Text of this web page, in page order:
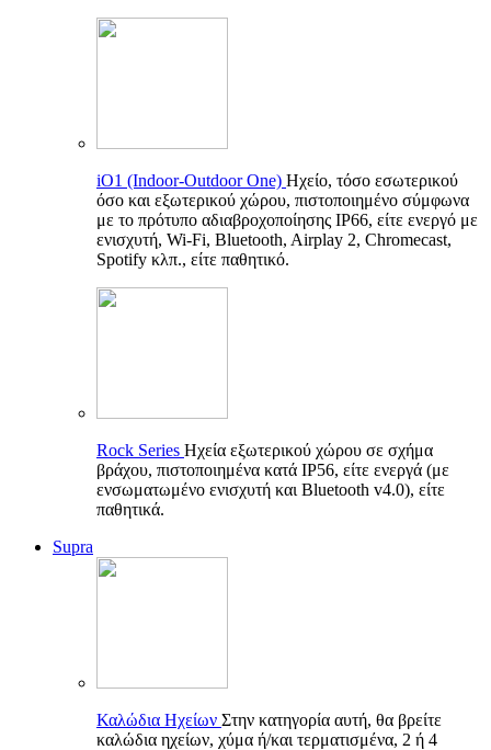
iO1 (Indoor-Outdoor One) Ηχείο, τόσο εσωτερικού
όσο και εξωτερικού χώρου, πιστοποιημένο σύμφωνα
με το πρότυπο αδιαβροχοποίησης IP66, είτε ενεργό με
ενισχυτή, Wi-Fi, Bluetooth, Airplay 2, Chromecast,
Spotify κλπ., είτε παθητικό.
Rock Series Ηχεία εξωτερικού χώρου σε σχήμα
βράχου, πιστοποιημένα κατά IP56, είτε ενεργά (με
ενσωματωμένο ενισχυτή και Bluetooth v4.0), είτε
παθητικά.
Supra
Καλώδια Ηχείων Στην κατηγορία αυτή, θα βρείτε
καλώδια ηχείων, χύμα ή/και τερματισμένα, 2 ή 4